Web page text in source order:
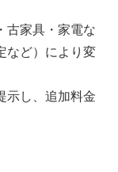
古家具・家電な
など）により変
示し、追加料金